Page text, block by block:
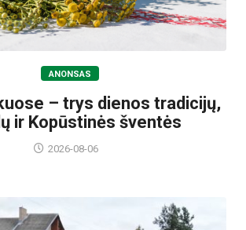
ANONSAS
– trys dienos tradicijų,
ir Kopūstinės šventės
2026-08-06